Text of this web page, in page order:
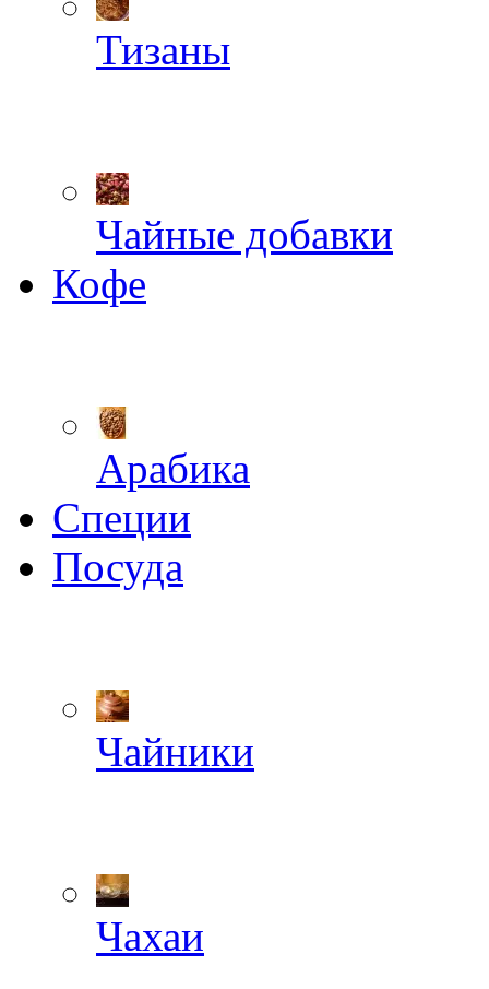
Тизаны
Чайные добавки
Кофе
Арабика
Специи
Посуда
Чайники
Чахаи